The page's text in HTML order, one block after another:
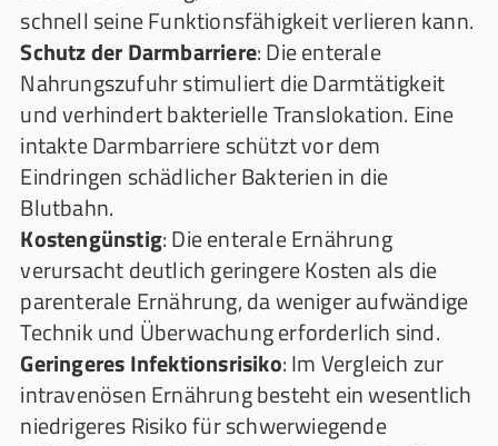
schnell seine Funktionsfähigkeit verlieren kann.
Schutz der Darmbarriere: Die enterale
Nahrungszufuhr stimuliert die Darmtätigkeit
und verhindert bakterielle Translokation. Eine
intakte Darmbarriere schützt vor dem
Eindringen schädlicher Bakterien in die
Blutbahn.
Kostengünstig: Die enterale Ernährung
verursacht deutlich geringere Kosten als die
parenterale Ernährung, da weniger aufwändige
Technik und Überwachung erforderlich sind.
Geringeres Infektionsrisiko: Im Vergleich zur
intravenösen Ernährung besteht ein wesentlich
niedrigeres Risiko für schwerwiegende